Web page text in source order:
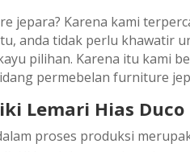
jepara? Karena kami
anda tidak perlu khawatir
pilihan. Karena itu kami
permebelan furniture
Lemari Hias
рrоѕеѕ рrоdukѕі